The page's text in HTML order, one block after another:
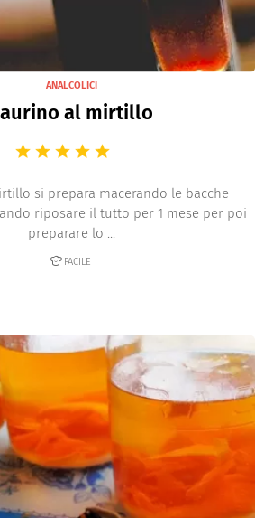
ANALCOLICI
al mirtillo
si prepara macerando le bacche
riposare il tutto per 1 mese per poi
preparare lo ...
FACILE